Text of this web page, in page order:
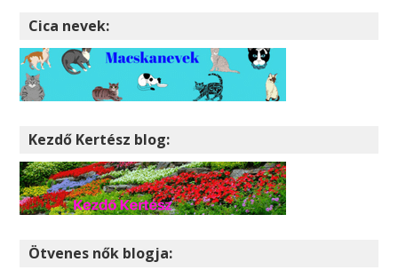
Cica nevek:
Kezdő Kertész blog:
Ötvenes nők blogja: